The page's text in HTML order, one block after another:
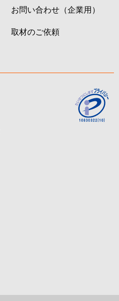
お問い合わせ（企業用）
取材のご依頼